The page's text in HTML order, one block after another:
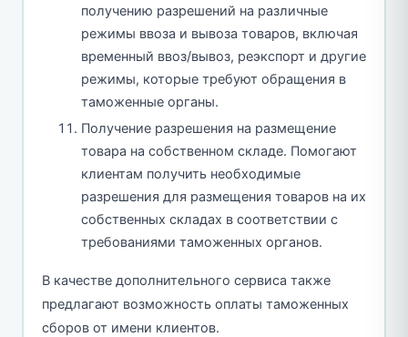
получению разрешений на различные
режимы ввоза и вывоза товаров, включая
временный ввоз/вывоз, реэкспорт и другие
режимы, которые требуют обращения в
таможенные органы.
Получение разрешения на размещение
товара на собственном складе. Помогают
клиентам получить необходимые
разрешения для размещения товаров на их
собственных складах в соответствии с
требованиями таможенных органов.
В качестве дополнительного сервиса также
предлагают возможность оплаты таможенных
сборов от имени клиентов.